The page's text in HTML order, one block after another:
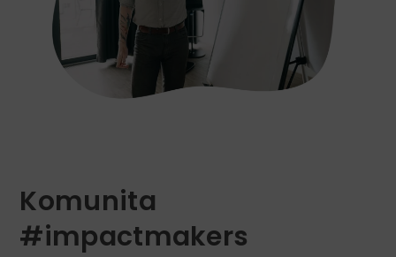
Komunita
#impactmakers